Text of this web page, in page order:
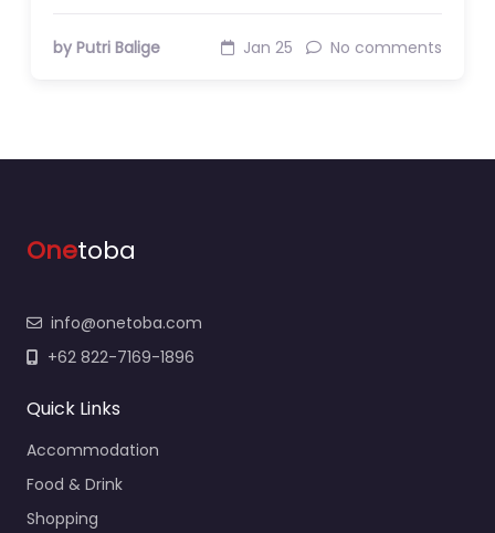
by Putri Balige Jan 25 No comments
Onetoba
info@onetoba.com
+62 822-7169-1896
Quick Links
Accommodation
Food & Drink
Shopping